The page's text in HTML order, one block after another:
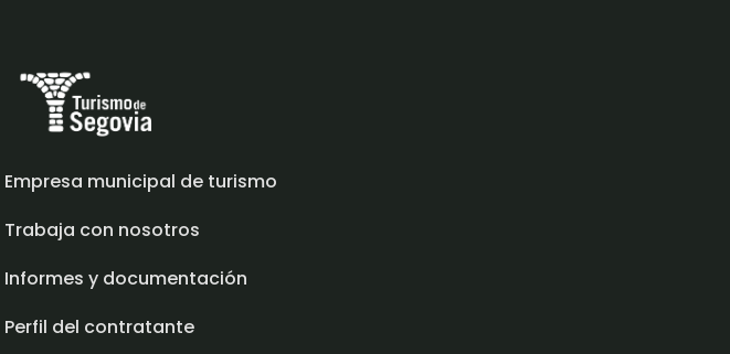
Empresa municipal de turismo
Trabaja con nosotros
Informes y documentación
Perfil del contratante